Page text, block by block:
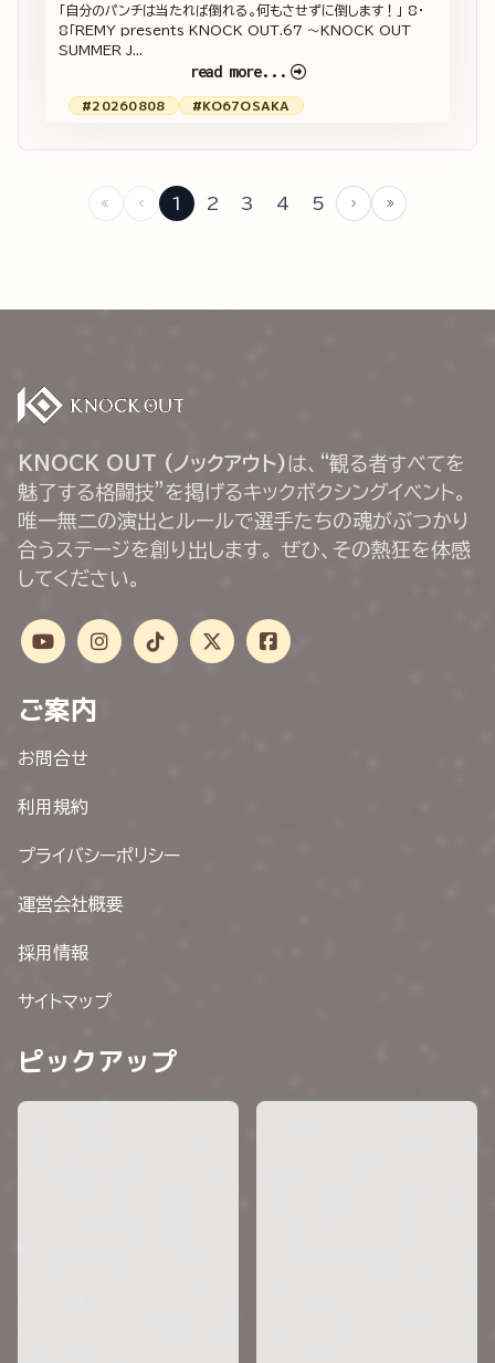
「自分のパンチは当たれば倒れる。何もさせずに倒します！」 8・
8「REMY presents KNOCK OUT.67 ～KNOCK OUT
SUMMER J...
read more...
#20260808 #KO67OSAKA
1 2 3 4 5
KNOCK OUT (ノックアウト) は、“観る者すべてを
魅了する格闘技”を掲げるキックボクシングイベント。
唯一無二の演出とルールで選手たちの魂がぶつかり
合うステージを創り出します。 ぜひ、その熱狂を体感
してください。
ご案内
お問合せ
利用規約
プライバシーポリシー
運営会社概要
採用情報
サイトマップ
ピックアップ